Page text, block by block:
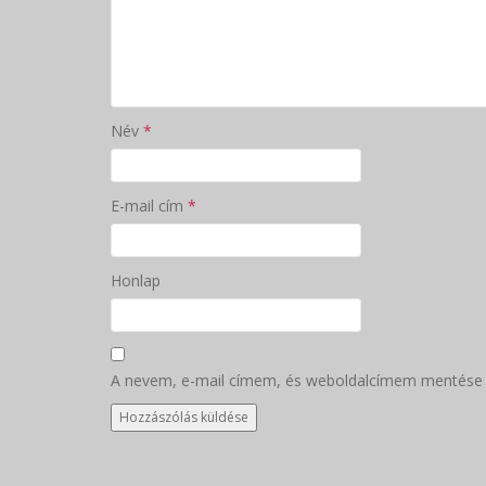
Név *
E-mail cím *
Honlap
A nevem, e-mail címem, és weboldalcímem